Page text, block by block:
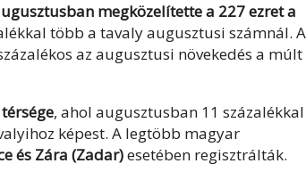
megközelítette a 227 ezret a
több a tavaly augusztusi számnál.
az augusztusi növekedés a múlt
, ahol augusztusban 11 százalékkal
képest. A legtöbb magyar
és Zára (Zadar)esetében regisztrálták.